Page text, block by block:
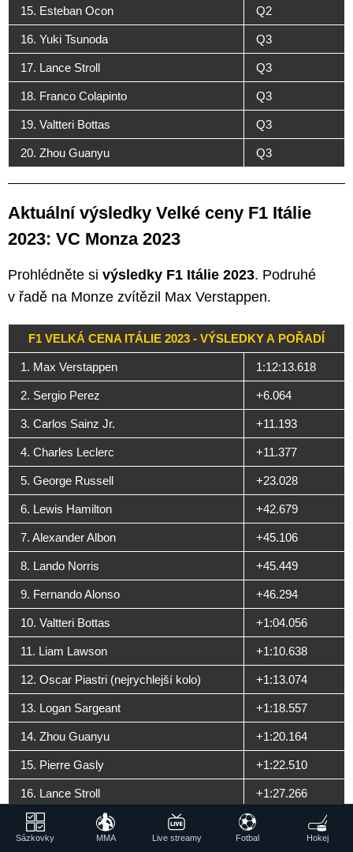
15. Esteban Ocon Q2
16. Yuki Tsunoda Q3
17. Lance Stroll Q3
18. Franco Colapinto Q3
19. Valtteri Bottas Q3
20. Zhou Guanyu Q3
Aktuální výsledky Velké ceny F1 Itálie
2023: VC Monza 2023
Prohlédněte si výsledky F1 Itálie 2023. Podruhé
v řadě na Monze zvítězil Max Verstappen.
F1 VELKÁ CENA ITÁLIE 2023 - VÝSLEDKY A POŘADÍ
1. Max Verstappen 1:12:13.618
2. Sergio Perez +6.064
3. Carlos Sainz Jr. +11.193
4. Charles Leclerc +11.377
5. George Russell +23.028
6. Lewis Hamilton +42.679
7. Alexander Albon +45.106
8. Lando Norris +45.449
9. Fernando Alonso +46.294
10. Valtteri Bottas +1:04.056
11. Liam Lawson +1:10.638
12. Oscar Piastri (nejrychlejší kolo) +1:13.074
13. Logan Sargeant +1:18.557
14. Zhou Guanyu +1:20.164
15. Pierre Gasly +1:22.510
16. Lance Stroll +1:27.266
17. Nico Hulkenberg
Sázkovky MMA Live streamy Fotbal Hokej